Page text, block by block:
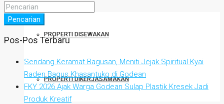
PROPERTI DISEWAKAN
PROPERTI DIKERJASAMAKAN
Pencarian
Pos-Pos Terbaru
Sendang Keramat Bagusan, Meniti Jejak Spiritual Kyai
Raden Bagus Khasantuko di Godean
FKY 2026 Ajak Warga Godean Sulap Plastik Kresek Jadi
Produk Kreatif